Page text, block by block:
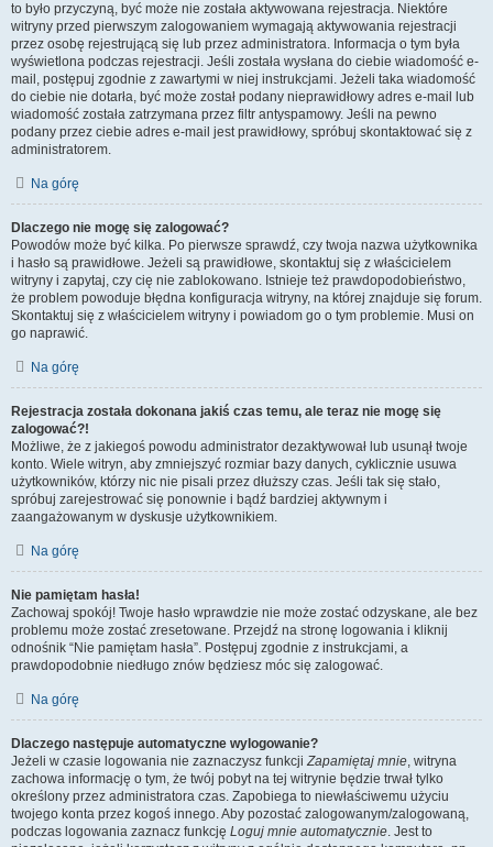
to było przyczyną, być może nie została aktywowana rejestracja. Niektóre
witryny przed pierwszym zalogowaniem wymagają aktywowania rejestracji
przez osobę rejestrującą się lub przez administratora. Informacja o tym była
wyświetlona podczas rejestracji. Jeśli została wysłana do ciebie wiadomość e-
mail, postępuj zgodnie z zawartymi w niej instrukcjami. Jeżeli taka wiadomość
do ciebie nie dotarła, być może został podany nieprawidłowy adres e-mail lub
wiadomość została zatrzymana przez filtr antyspamowy. Jeśli na pewno
podany przez ciebie adres e-mail jest prawidłowy, spróbuj skontaktować się z
administratorem.
Na górę
Dlaczego nie mogę się zalogować?
Powodów może być kilka. Po pierwsze sprawdź, czy twoja nazwa użytkownika
i hasło są prawidłowe. Jeżeli są prawidłowe, skontaktuj się z właścicielem
witryny i zapytaj, czy cię nie zablokowano. Istnieje też prawdopodobieństwo,
że problem powoduje błędna konfiguracja witryny, na której znajduje się forum.
Skontaktuj się z właścicielem witryny i powiadom go o tym problemie. Musi on
go naprawić.
Na górę
Rejestracja została dokonana jakiś czas temu, ale teraz nie mogę się
zalogować?!
Możliwe, że z jakiegoś powodu administrator dezaktywował lub usunął twoje
konto. Wiele witryn, aby zmniejszyć rozmiar bazy danych, cyklicznie usuwa
użytkowników, którzy nic nie pisali przez dłuższy czas. Jeśli tak się stało,
spróbuj zarejestrować się ponownie i bądź bardziej aktywnym i
zaangażowanym w dyskusje użytkownikiem.
Na górę
Nie pamiętam hasła!
Zachowaj spokój! Twoje hasło wprawdzie nie może zostać odzyskane, ale bez
problemu może zostać zresetowane. Przejdź na stronę logowania i kliknij
odnośnik “Nie pamiętam hasła”. Postępuj zgodnie z instrukcjami, a
prawdopodobnie niedługo znów będziesz móc się zalogować.
Na górę
Dlaczego następuje automatyczne wylogowanie?
Jeżeli w czasie logowania nie zaznaczysz funkcjiZapamiętaj mnie, witryna
zachowa informację o tym, że twój pobyt na tej witrynie będzie trwał tylko
określony przez administratora czas. Zapobiega to niewłaściwemu użyciu
twojego konta przez kogoś innego. Aby pozostać zalogowanym/zalogowaną,
podczas logowania zaznacz funkcję Loguj mnie automatycznie. Jest to